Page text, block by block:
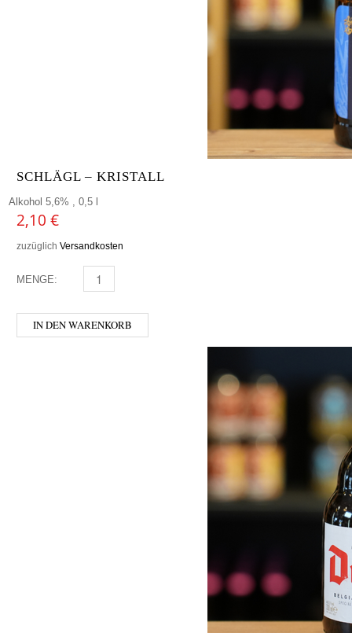
SCHLÄGL – KRISTALL
Alkohol 5,6% , 0,5 l
2,10 €
zuzüglich Versandkosten
MENGE: SCHLÄGL - KRISTALL MENGE
IN DEN WARENKORB